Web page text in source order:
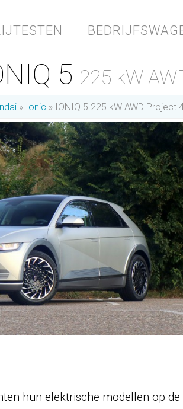
5 225 kW
Ionic IONIQ 5 225 kW AWD Project
hun elektrische modellen op de